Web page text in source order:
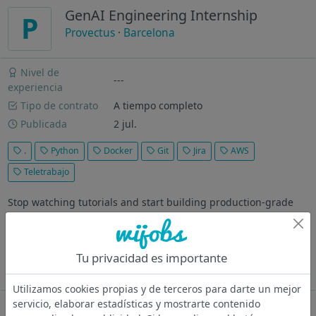
P GenAI Engineering Internship
Provectus · Barcelona
Nivel de
experiencia
---
Tipo de contrato
A tiempo completo
Publicada
2 jul.
. Python Docker Git Jira
AWS
Teletrabajo
Stop watching tutorials and start building production-grade
AI. We are looking for interns in Madrid, Barcelona and
Valencia in Spain who are driven by tech challenges and ready
to dive deep into the world of Generative AI. This is a high-
Ver más
Oferta desactivada
Tu privacidad es importante
Utilizamos cookies propias y de terceros para darte un mejor
servicio, elaborar estadísticas y mostrarte contenido